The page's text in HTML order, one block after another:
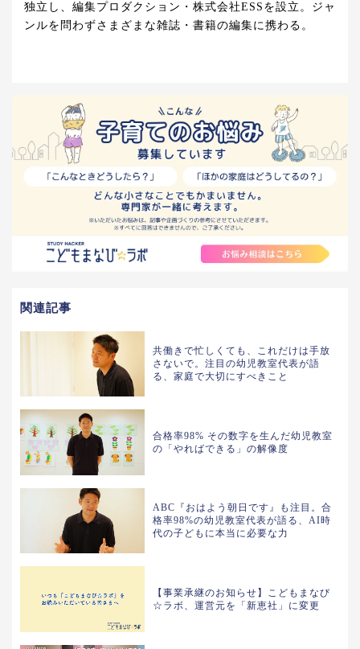
独立し、編集プロダクション・株式会社ESSを設立。ジャ
ンルを問わずさまざまな雑誌・書籍の編集に携わる。
関連記事
共働きで忙しくても、これだけは手放
さないで。注目の幼児教室代表が語
る、家庭で大切にすべきこと
合格率98% その数字を生んだ幼児教室
の「やればできる」の解像度
ABC『おはよう朝日です』も注目。合
格率98%の幼児教室代表が語る、AI時
代の子どもに本当に必要な力
【事業承継のお知らせ】こどもまなび
☆ラボ、運営元を「新恵社」に変更